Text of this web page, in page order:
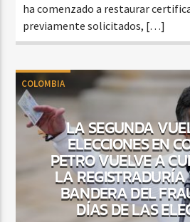
ha comenzado a restaurar
previamente solicitados, […]
COLOMBIA
LA SEGUNDA
ELECCIONES EN
PETRO VUELVE A
LA
BANDERA DEL
DÍAS DE LAS